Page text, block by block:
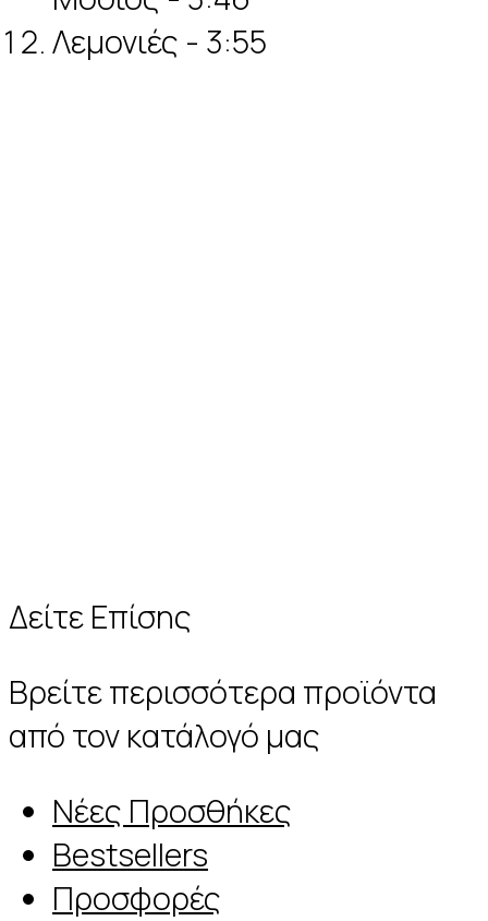
Λεμονιές - 3:55
Δείτε Επίσης
Βρείτε περισσότερα προϊόντα
από τον κατάλογό μας
Νέες Προσθήκες
Bestsellers
Προσφορές